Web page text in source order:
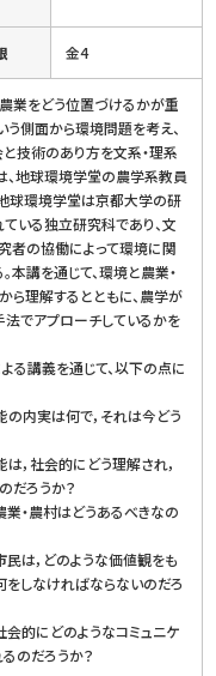
金4
業をどう位置づけるかが重
う側面から環境問題を考え、
技術のあり方を文系・理系
、地球環境学堂の農学系教員
球環境学堂は京都大学の研
いる独立研究科であり、文
者の協働によって環境に関
講を通じて、環境と農業・
ら理解するとともに、農学が
でアプローチしているかを
る講義を通じて、以下の点に
の内実は何で，それは今どう
，社会的にどう理解され，
だろうか？
業・農村はどうあるべきなの
民は，どのような価値観をも
をしなければならないのだろ
会的にどのようなコミュニケ
のだろうか？